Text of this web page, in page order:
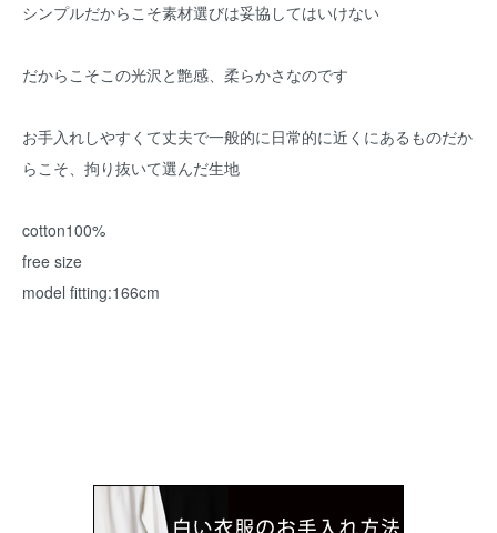
シンプルだからこそ素材選びは妥協してはいけない
だからこそこの光沢と艶感、柔らかさなのです
お手入れしやすくて丈夫で一般的に日常的に近くにあるものだか
らこそ、拘り抜いて選んだ生地
cotton100%
free size
model fitting:166cm